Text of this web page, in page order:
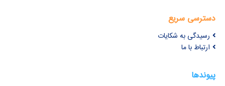
دسترسی سریع
رسیدگی به شکایات
ارتباط با ما
پیوندها